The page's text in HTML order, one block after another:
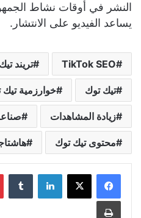
النشر في أوقات نشاط
يساعد الفيديو على الانتشار.
TikTok SEO تريند
تيك توك خوارزمية تيك
زيادة المشاهدات
محتوى تيك توك
لينكدإن
طباعة